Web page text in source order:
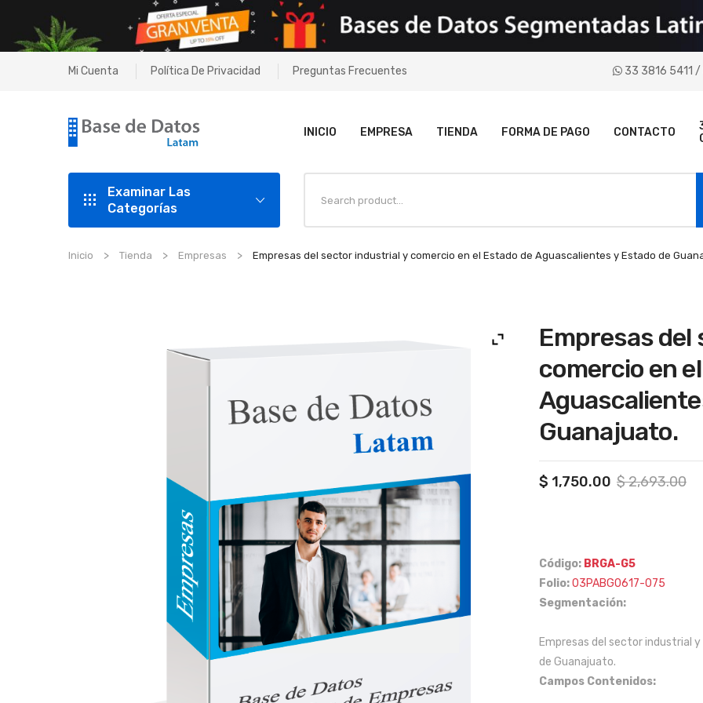
Mi Cuenta Política De Privacidad Preguntas Frecuentes 33 3816 5411 /
INICIO EMPRESA TIENDA FORMA DE PAGO CONTACTO
Examinar Las
Categorías
Inicio Tienda Empresas Empresas del sector industrial y comercio en el Estado de Aguascalientes y Estado de
Empresas
comercio en
Guanajuato.
$2,693.00
$ 1,750.00
Código: BRGA-G5
Folio:03PABG0617-075
Segmentación:
Empresas del sector industrial
de Guanajuato.
Campos Contenidos: